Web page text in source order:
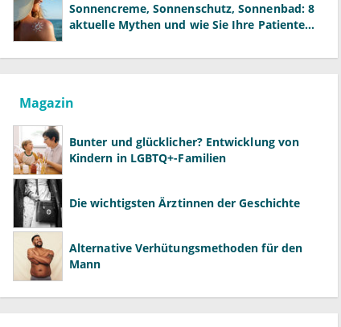
Sonnencreme, Sonnenschutz, Sonnenbad: 8
aktuelle Mythen und wie Sie Ihre Patienten
Magazin
Bunter und glücklicher? Entwicklung von
Kindern in LGBTQ+-Familien
Die wichtigsten Ärztinnen der Geschichte
Alternative Verhütungsmethoden für den
Mann